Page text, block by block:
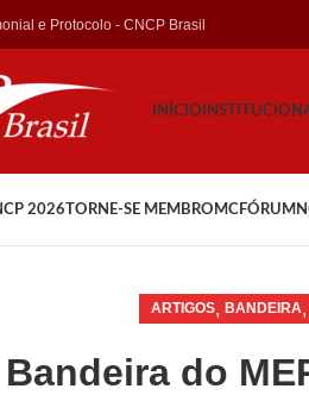
e Protocolo - CNCP Brasil
INÍCIO
2026TORNE-SE MEMBRO MCFÓRUM
ARTIGOS,BANDEIRA
Bandeira do